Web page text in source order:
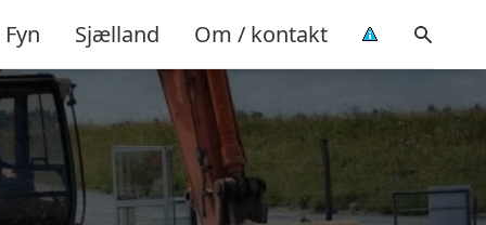
Fyn Sjælland Om / kontakt